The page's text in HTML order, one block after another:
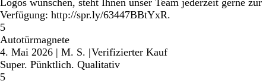
Verfügung: http://spr.ly/63447BBtYxR.
5
Autotürmagnete
4. Mai 2026 | M. S. |Verifizierter Kauf
Super. Pünktlich. Qualitativ
5